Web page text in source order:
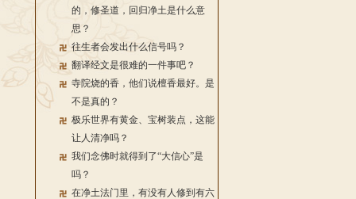
的，修圣道，回归净土是什么意
思？
往生者会发出什么信号吗？
翻译经文是很难的一件事吧？
寺院烧的香，他们说檀香最好。是
不是真的？
极乐世界有黄金、宝树装点，这能
让人清净吗？
我们念佛时就得到了“大信心”是
吗？
在净土法门里，有没有人修到有六